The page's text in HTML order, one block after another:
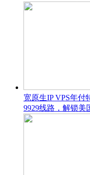
宽原生IP VPS年付
9929线路，解锁美